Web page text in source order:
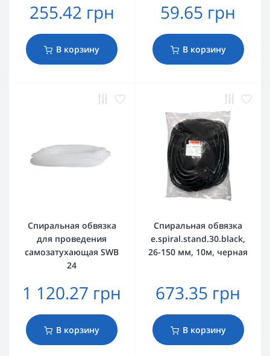
255.42 грн
В корзину
59.65 грн
В корзину
Спиральная обвязка
для проведения
самозатухающая SWB
24
1 120.27 грн
В корзину
Спиральная обвязка
e.spiral.stand.30.black,
26-150 мм, 10м, черная
673.35 грн
В корзину